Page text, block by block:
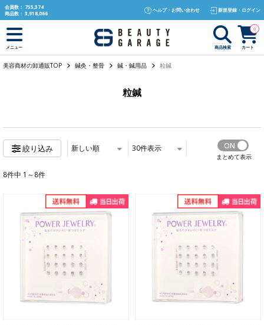
text.skipToContent
text.skipToNavigation
会員数： 755,374
商品数： 3,918,066
ヘルプ・お問い合わせ 新規登録・ログイン
メニュー 商品検索 カート
0
美容商材の卸通販TOP 鍼灸・整骨 鍼・鍼用品 粒鍼
粒鍼
絞り込み 新しい順 30件表示
まとめて表示
8件中 1～8件